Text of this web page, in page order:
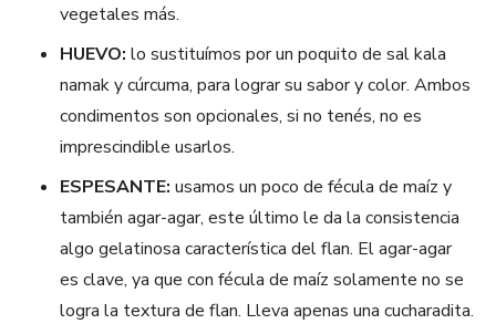
vegetales más.
HUEVO: lo sustituímos por un poquito de sal kala
namak y cúrcuma, para lograr su sabor y color. Ambos
condimentos son opcionales, si no tenés, no es
imprescindible usarlos.
ESPESANTE: usamos un poco de fécula de maíz y
también agar-agar, este último le da la consistencia
algo gelatinosa característica del flan. El agar-agar
es clave, ya que con fécula de maíz solamente no se
logra la textura de flan. Lleva apenas una cucharadita.